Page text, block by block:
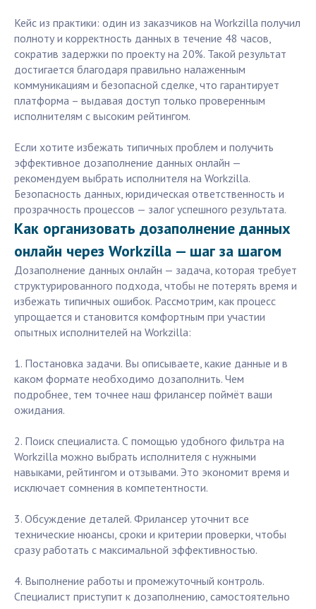
Кейс из практики: один из заказчиков на Workzilla получил
полноту и корректность данных в течение 48 часов,
сократив задержки по проекту на 20%. Такой результат
достигается благодаря правильно налаженным
коммуникациям и безопасной сделке, что гарантирует
платформа – выдавая доступ только проверенным
исполнителям с высоким рейтингом.
Если хотите избежать типичных проблем и получить
эффективное дозаполнение данных онлайн —
рекомендуем выбрать исполнителя на Workzilla.
Безопасность данных, юридическая ответственность и
прозрачность процессов — залог успешного результата.
Как организовать дозаполнение данных
онлайн через Workzilla — шаг за шагом
Дозаполнение данных онлайн — задача, которая требует
структурированного подхода, чтобы не потерять время и
избежать типичных ошибок. Рассмотрим, как процесс
упрощается и становится комфортным при участии
опытных исполнителей на Workzilla:
1. Постановка задачи. Вы описываете, какие данные и в
каком формате необходимо дозаполнить. Чем
подробнее, тем точнее наш фрилансер поймёт ваши
ожидания.
2. Поиск специалиста. С помощью удобного фильтра на
Workzilla можно выбрать исполнителя с нужными
навыками, рейтингом и отзывами. Это экономит время и
исключает сомнения в компетентности.
3. Обсуждение деталей. Фрилансер уточнит все
технические нюансы, сроки и критерии проверки, чтобы
сразу работать с максимальной эффективностью.
4. Выполнение работы и промежуточный контроль.
Специалист приступит к дозаполнению, самостоятельно